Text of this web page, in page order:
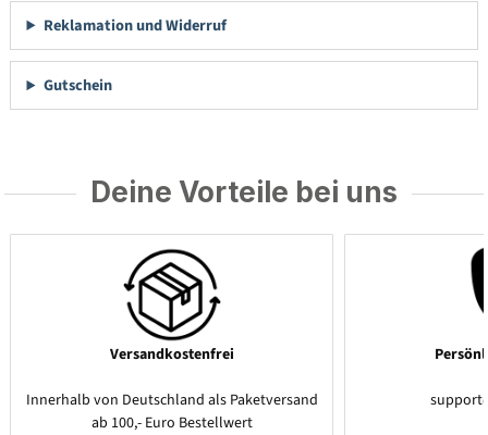
Reklamation und Widerruf
Gutschein
Deine Vorteile bei uns
Versandkostenfrei
Innerhalb von Deutschland als Paketversand
ab 100,- Euro Bestellwert